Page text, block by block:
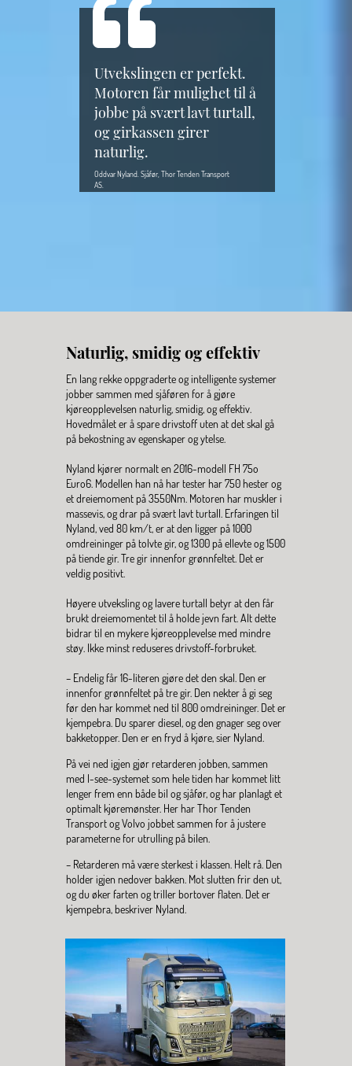
Oddvar Nyland. Sjåfør, Thor Tenden Transport
AS.
Utvekslingen er perfekt.
Motoren får mulighet til å
jobbe på svært lavt turtall,
og girkassen girer
naturlig.
En lang rekke oppgraderte og intelligente systemer
jobber sammen med sjåføren for å gjøre
kjøreopplevelsen naturlig, smidig, og effektiv.
Hovedmålet er å spare drivstoff uten at det skal gå
på bekostning av egenskaper og ytelse.
Nyland kjører normalt en 2016-modell FH 75o
Euro6. Modellen han nå har tester har 750 hester og
et dreiemoment på 3550Nm. Motoren har muskler i
massevis, og drar på svært lavt turtall. Erfaringen til
Nyland, ved 80 km/t, er at den ligger på 1000
omdreininger på tolvte gir, og 1300 på ellevte og 1500
på tiende gir. Tre gir innenfor grønnfeltet. Det er
veldig positivt.
Høyere utveksling og lavere turtall betyr at den får
brukt dreiemomentet til å holde jevn fart. Alt dette
bidrar til en mykere kjøreopplevelse med mindre
støy. Ikke minst reduseres drivstoff-forbruket.
– Endelig får 16-literen gjøre det den skal. Den er
innenfor grønnfeltet på tre gir. Den nekter å gi seg
før den har kommet ned til 800 omdreininger. Det er
kjempebra. Du sparer diesel, og den gnager seg over
bakketopper. Den er en fryd å kjøre, sier Nyland.
På vei ned igjen gjør retarderen jobben, sammen
med I-see-systemet som hele tiden har kommet litt
lenger frem enn både bil og sjåfør, og har planlagt et
optimalt kjøremønster. Her har Thor Tenden
Transport og Volvo jobbet sammen for å justere
parameterne for utrulling på bilen.
– Retarderen må være sterkest i klassen. Helt rå. Den
holder igjen nedover bakken. Mot slutten frir den ut,
og du øker farten og triller bortover flaten. Det er
kjempebra, beskriver Nyland.
Naturlig, smidig og effektiv